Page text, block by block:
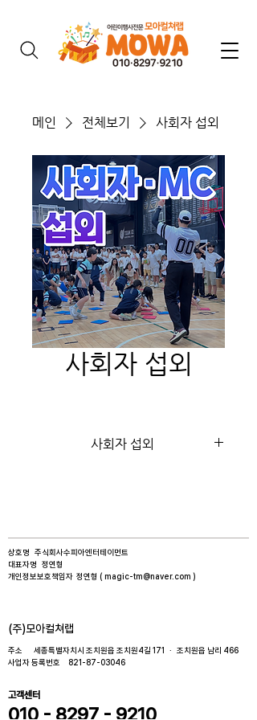
메인 전체보기 사회자 섭외
사회자 섭외
사회자 섭외
상호명 주식회사수피아엔터테이먼트​
대표자명 정연형​
개인정보보호책임자 정연형 ( magic-tm@naver.com )
​(주)모아컬쳐랩
주소 세종특별자치시 조치원읍 조치원4길 171 · 조치원읍 남리 466​
사업자 등록번호 821-87-03046
고객센터
010 - 8297 - 9210